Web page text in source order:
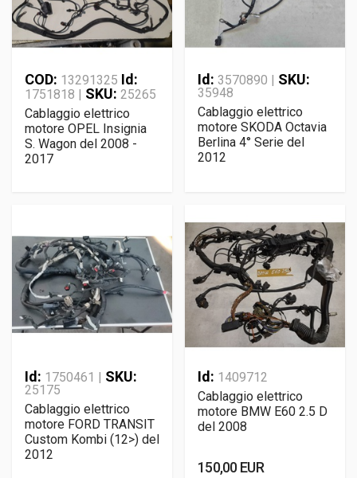
COD: 13291325 Id:
1751818 | SKU: 25265
Cablaggio elettrico
motore OPEL Insignia
S. Wagon del 2008 -
2017
Id: 3570890 | SKU:
35948
Cablaggio elettrico
motore SKODA Octavia
Berlina 4° Serie del
2012
Id: 1750461 | SKU:
25175
Cablaggio elettrico
motore FORD TRANSIT
Custom Kombi (12>) del
2012
Id: 1409712
Cablaggio elettrico
motore BMW E60 2.5 D
del 2008
150,00 EUR